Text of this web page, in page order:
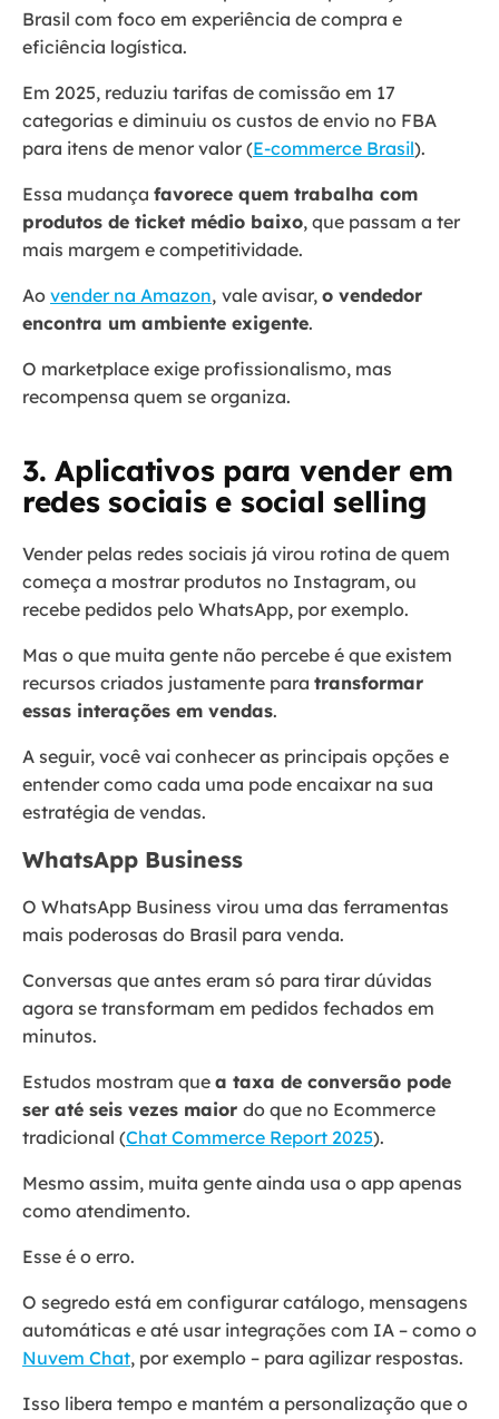
Brasil com foco em experiência de compra e
eficiência logística.
Em 2025, reduziu tarifas de comissão em 17
categorias e diminuiu os custos de envio no FBA
para itens de menor valor (E-commerce Brasil).
Essa mudança favorece quem trabalha com
produtos de ticket médio baixo, que passam a ter
mais margem e competitividade.
Ao vender na Amazon, vale avisar, o vendedor
encontra um ambiente exigente.
O marketplace exige profissionalismo, mas
recompensa quem se organiza.
3. Aplicativos para vender em
redes sociais e social selling
Vender pelas redes sociais já virou rotina de quem
começa a mostrar produtos no Instagram, ou
recebe pedidos pelo WhatsApp, por exemplo.
Mas o que muita gente não percebe é que existem
recursos criados justamente para transformar
essas interações em vendas.
A seguir, você vai conhecer as principais opções e
entender como cada uma pode encaixar na sua
estratégia de vendas.
WhatsApp Business
O WhatsApp Business virou uma das ferramentas
mais poderosas do Brasil para venda.
Conversas que antes eram só para tirar dúvidas
agora se transformam em pedidos fechados em
minutos.
Estudos mostram que a taxa de conversão pode
ser até seis vezes maior do que no Ecommerce
tradicional (Chat Commerce Report 2025).
Mesmo assim, muita gente ainda usa o app apenas
como atendimento.
Esse é o erro.
O segredo está em configurar catálogo, mensagens
automáticas e até usar integrações com IA – como o
Nuvem Chat, por exemplo – para agilizar respostas.
Isso libera tempo e mantém a personalização que o